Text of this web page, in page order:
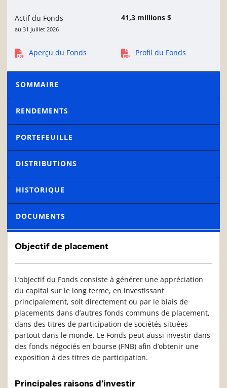
Actif du Fonds
au 31 juillet 2026
41,3 millions $
Aperçu du Fonds Profil du Fonds
SOMMAIRE
RENDEMENTS
PORTEFEUILLE
DISTRIBUTIONS
HISTORIQUE
DOCUMENTS
Objectif de placement
L’objectif du Fonds consiste à générer une appréciation
du capital sur le long terme, en investissant
principalement, soit directement ou par le biais de
placements dans d’autres fonds communs de placement,
dans des titres de participation de sociétés situées
partout dans le monde. Le Fonds peut aussi investir dans
des fonds négociés en bourse (FNB) afin d’obtenir une
exposition à des titres de participation.
Principales raisons d’investir